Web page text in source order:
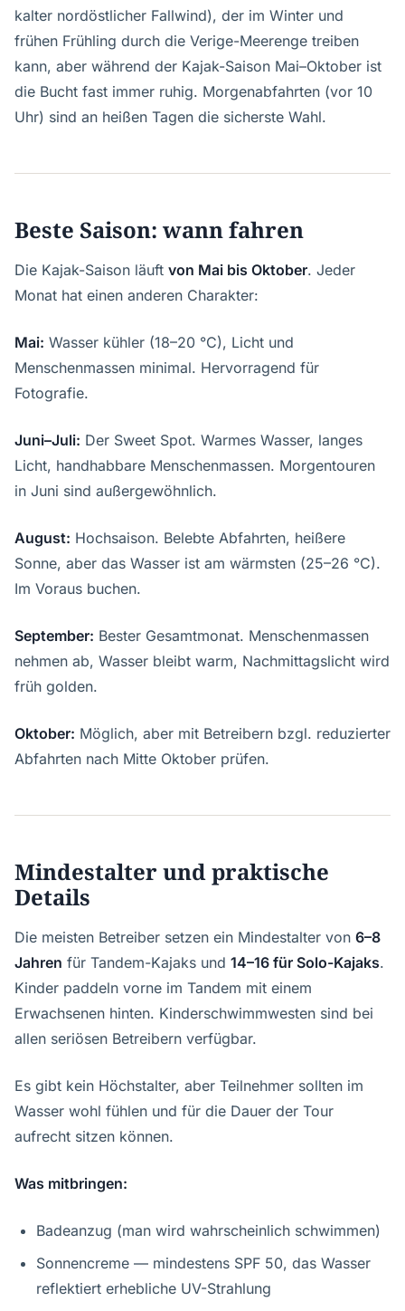
kalter nordöstlicher Fallwind), der im Winter und
frühen Frühling durch die Verige-Meerenge treiben
kann, aber während der Kajak-Saison Mai–Oktober ist
die Bucht fast immer ruhig. Morgenabfahrten (vor 10
Uhr) sind an heißen Tagen die sicherste Wahl.
Beste Saison: wann fahren
Die Kajak-Saison läuft von Mai bis Oktober. Jeder
Monat hat einen anderen Charakter:
Mai: Wasser kühler (18–20 °C), Licht und
Menschenmassen minimal. Hervorragend für
Fotografie.
Juni–Juli: Der Sweet Spot. Warmes Wasser, langes
Licht, handhabbare Menschenmassen. Morgentouren
in Juni sind außergewöhnlich.
August: Hochsaison. Belebte Abfahrten, heißere
Sonne, aber das Wasser ist am wärmsten (25–26 °C).
Im Voraus buchen.
September: Bester Gesamtmonat. Menschenmassen
nehmen ab, Wasser bleibt warm, Nachmittagslicht wird
früh golden.
Oktober: Möglich, aber mit Betreibern bzgl. reduzierter
Abfahrten nach Mitte Oktober prüfen.
Mindestalter und praktische
Details
Die meisten Betreiber setzen ein Mindestalter von 6–8
Jahren für Tandem-Kajaks und 14–16 für Solo-Kajaks.
Kinder paddeln vorne im Tandem mit einem
Erwachsenen hinten. Kinderschwimmwesten sind bei
allen seriösen Betreibern verfügbar.
Es gibt kein Höchstalter, aber Teilnehmer sollten im
Wasser wohl fühlen und für die Dauer der Tour
aufrecht sitzen können.
Was mitbringen:
Badeanzug (man wird wahrscheinlich schwimmen)
Sonnencreme — mindestens SPF 50, das Wasser
reflektiert erhebliche UV-Strahlung